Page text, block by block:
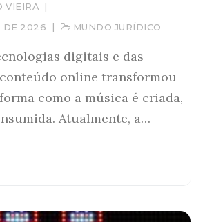
VIEIRA
|
DE 2026
| MUNDO JURÍDICO
digitais e das
online transformou
como a música é criada,
Atualmente, a…